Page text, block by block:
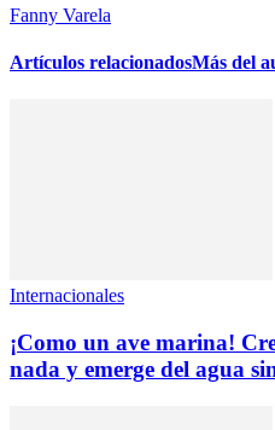
Fanny Varela
Artículos relacionadosMás del
Internacionales
¡Como un ave marina!
nada y emerge del agua